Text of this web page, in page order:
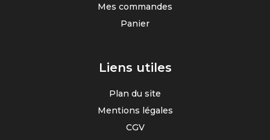
Mes commandes
Panier
Liens utiles
Plan du site
Mentions légales
CGV